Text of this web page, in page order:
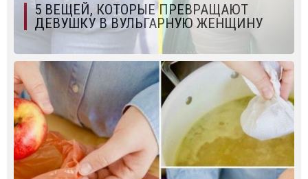
5 ВЕЩЕЙ, КОТОРЫЕ ПРЕВРАЩАЮТ
ДЕВУШКУ В ВУЛЬГАРНУЮ ЖЕНЩИНУ